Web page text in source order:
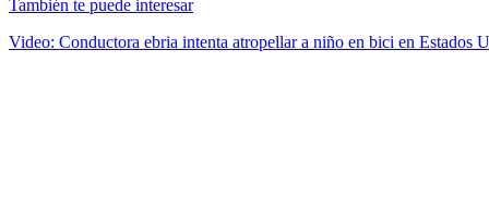
También te puede interesar
Video: Conductora ebria intenta atropellar a niño en bici en Estados